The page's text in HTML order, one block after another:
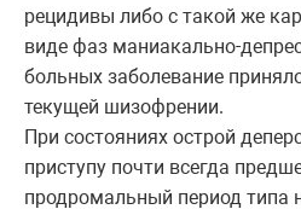
рецидивы либо с такой же
виде фаз маниакально-
больных заболевание
текущей шизофрении.
При состояниях острой
приступу почти всегда
продромальный период типа